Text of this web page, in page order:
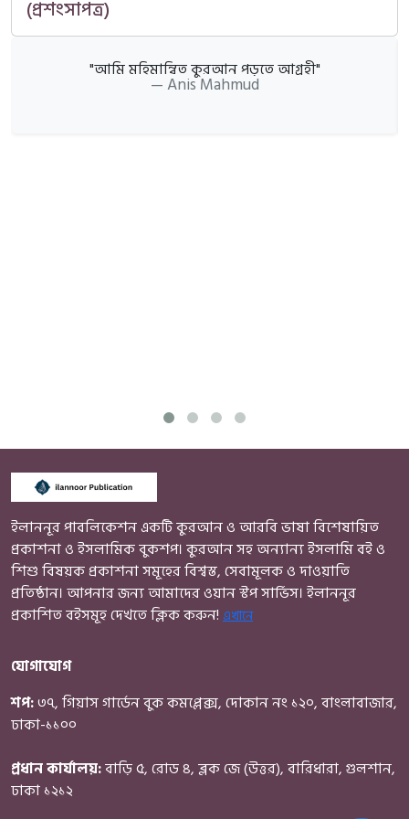
(প্রশংসাপত্র)
"আমি মহিমান্বিত কুরআন পড়তে আগ্রহী"
Anis Mahmud
ইলাননূর পাবলিকেশন একটি কুরআন ও আরবি ভাষা বিশেষায়িত
প্রকাশনা ও ইসলামিক বুকশপ। কুরআন সহ অন্যান্য ইসলামি বই ও
শিশু বিষয়ক প্রকাশনা সমূহের বিশ্বস্ত, সেবামূলক ও দাওয়াতি
প্রতিষ্ঠান। আপনার জন্য আমাদের ওয়ান স্টপ সার্ভিস। ইলাননূর
প্রকাশিত বইসমূহ দেখতে ক্লিক করুন! এখানে
যোগাযোগ
শপ:৩৭, গিয়াস গার্ডেন বুক কমপ্লেক্স, দোকান নং ১২০, বাংলাবাজার,
ঢাকা-১১০০
প্রধান কার্যালয়:বাড়ি ৫, রোড ৪, ব্লক জে (উত্তর), বারিধারা, গুলশান,
ঢাকা ১২১২